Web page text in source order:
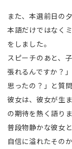
また、本選前日の
本語だけではなく
をしました。
スピーチのあと、
張れるんですか？
思ったの？」と質
彼女は、彼女が生
の期待を熱く語りま
普段物静かな彼女
自信に溢れたその